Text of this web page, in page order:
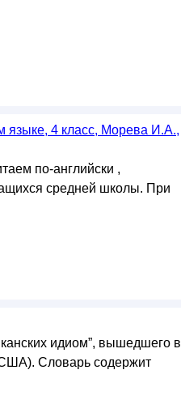
языке, 4 класс, Морева И.А.,
по-английски ,
средней школы. При
идиом”, вышедшего в
Словарь содержит